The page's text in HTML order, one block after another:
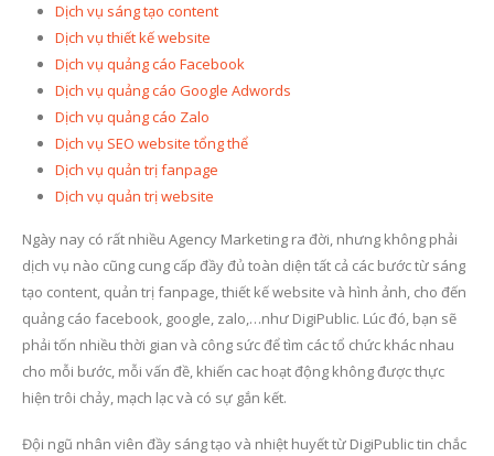
Dịch vụ sáng tạo content
Dịch vụ thiết kế website
Dịch vụ quảng cáo Facebook
Dịch vụ quảng cáo Google Adwords
Dịch vụ quảng cáo Zalo
Dịch vụ SEO website tổng thể
Dịch vụ quản trị fanpage
Dịch vụ quản trị website
Ngày nay có rất nhiều Agency Marketing ra đời, nhưng không phải
dịch vụ nào cũng cung cấp đầy đủ toàn diện tất cả các bước từ sáng
tạo content, quản trị fanpage, thiết kế website và hình ảnh, cho đến
quảng cáo facebook, google, zalo,…như DigiPublic. Lúc đó, bạn sẽ
phải tốn nhiều thời gian và công sức để tìm các tổ chức khác nhau
cho mỗi bước, mỗi vấn đề, khiến cac hoạt động không được thực
hiện trôi chảy, mạch lạc và có sự gắn kết.
Đội ngũ nhân viên đầy sáng tạo và nhiệt huyết từ DigiPublic tin chắc